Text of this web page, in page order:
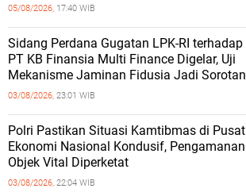
05/08/2026, 17:40 WIB
Sidang Perdana Gugatan LPK-RI terhadap
PT KB Finansia Multi Finance Digelar, Uji
Mekanisme Jaminan Fidusia Jadi Sorotan
03/08/2026, 23:01 WIB
‎Polri Pastikan Situasi Kamtibmas di Pusat
Ekonomi Nasional Kondusif, Pengamanan
Objek Vital Diperketat
03/08/2026, 22:04 WIB